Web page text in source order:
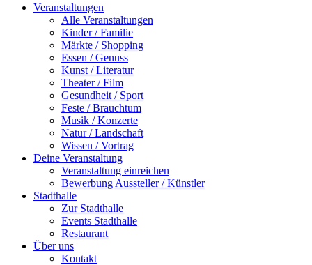
Veranstaltungen
Alle Veranstaltungen
Kinder / Familie
Märkte / Shopping
Essen / Genuss
Kunst / Literatur
Theater / Film
Gesundheit / Sport
Feste / Brauchtum
Musik / Konzerte
Natur / Landschaft
Wissen / Vortrag
Deine Veranstaltung
Veranstaltung einreichen
Bewerbung Aussteller / Künstler
Stadthalle
Zur Stadthalle
Events Stadthalle
Restaurant
Über uns
Kontakt